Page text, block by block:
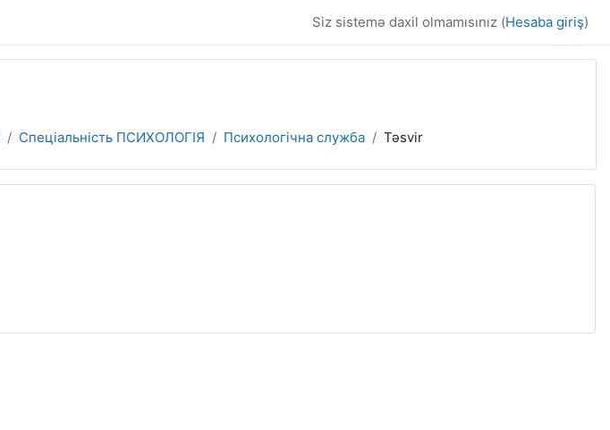
Siz sistemə daxil olmamısınız (Hesaba giriş)
Спеціальність ПСИХОЛОГІЯ Психологічна служба Təsvir